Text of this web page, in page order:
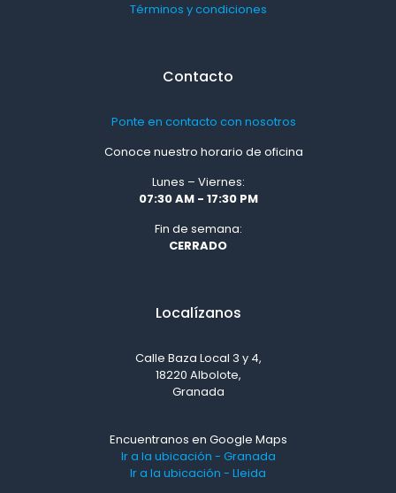
Términos y condiciones
Contacto
Ponte en contacto con nosotros
Conoce nuestro horario de oficina
Lunes – Viernes:
07:30 AM - 17:30 PM
Fin de semana:
CERRADO
Localízanos
Calle Baza Local 3 y 4,
18220 Albolote,
Granada
Encuentranos en Google Maps
Ir a la ubicación - Granada
Ir a la ubicación - Lleida